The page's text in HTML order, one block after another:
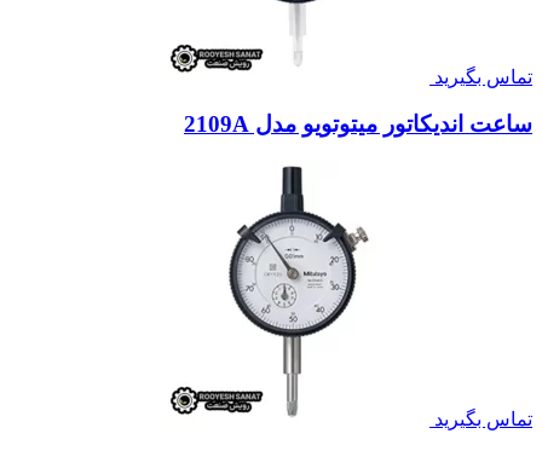
تماس بگیرید
ساعت اندیکاتور میتوتویو مدل 2109A
تماس بگیرید